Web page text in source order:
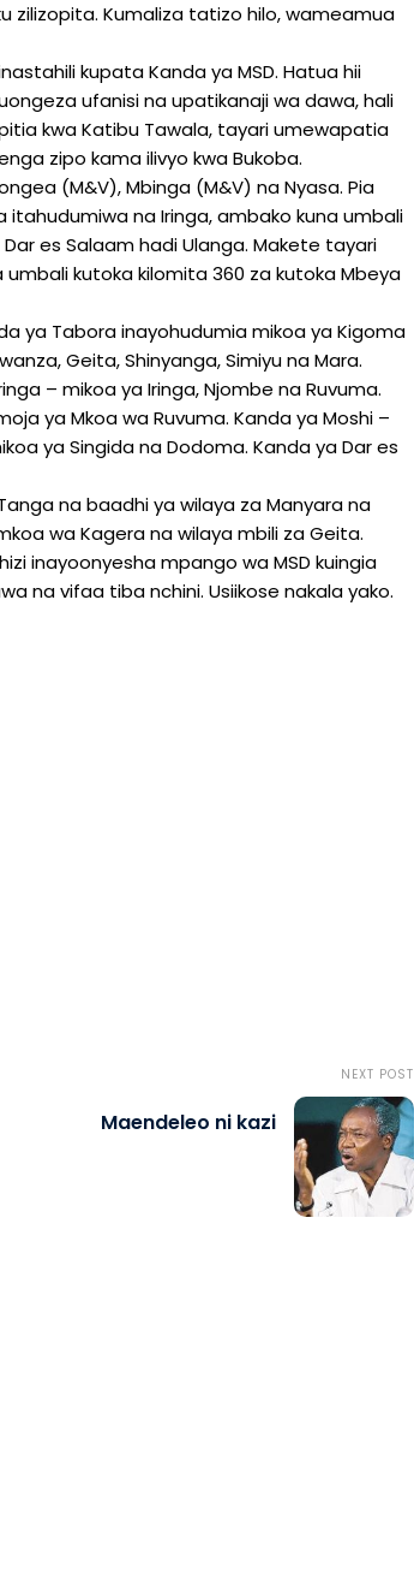
zilizopita. Kumaliza tatizo hilo, wameamua
kupata Kanda ya MSD. Hatua hii
ufanisi na upatikanaji wa dawa, hali
kwa Katibu Tawala, tayari umewapatia
zipo kama ilivyo kwa Bukoba.
(M&V), Mbinga (M&V) na Nyasa. Pia
itahudumiwa na Iringa, ambako kuna umbali
es Salaam hadi Ulanga. Makete tayari
kutoka kilomita 360 za kutoka Mbeya
ya Tabora inayohudumia mikoa ya Kigoma
Geita, Shinyanga, Simiyu na Mara.
– mikoa ya Iringa, Njombe na Ruvuma.
ya Mkoa wa Ruvuma. Kanda ya Moshi –
ya Singida na Dodoma. Kanda ya Dar es
na baadhi ya wilaya za Manyara na
wa Kagera na wilaya mbili za Geita.
inayoonyesha mpango wa MSD kuingia
na vifaa tiba nchini. Usiikose nakala yako.
NEXT POST
Maendeleo ni kazi